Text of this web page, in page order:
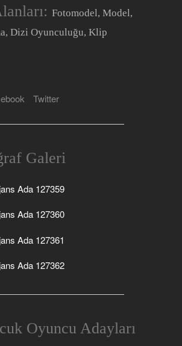
Fotomodel, Model,
Dizi Oyunculuğu, Klip
Twitter
Galeri
Oyuncu Adayları